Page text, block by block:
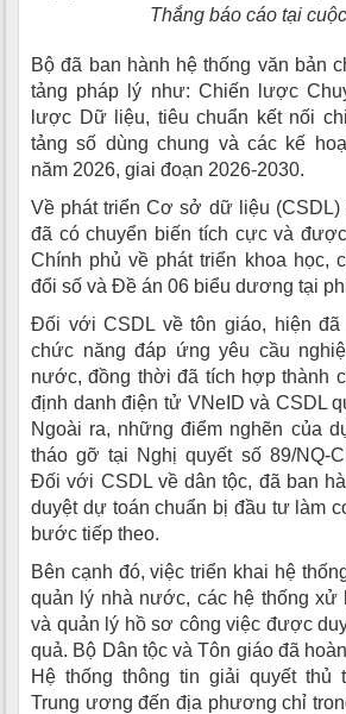
Thắng báo cáo tại
Bộ đã ban hành hệ thống văn bản
tảng pháp lý như: Chiến lược
lược Dữ liệu, tiêu chuẩn kết nối
tảng số dùng chung và các kế
năm 2026, giai đoạn 2026-2030.
Về phát triển Cơ sở dữ liệu (CSDL)
đã có chuyển biến tích cực và
Chính phủ về phát triển khoa học,
đổi số và Đề án 06 biểu dương tại
Đối với CSDL về tôn giáo, hiện đã
chức năng đáp ứng yêu cầu
nước, đồng thời đã tích hợp thành
định danh điện tử VNeID và CSDL
Ngoài ra, những điểm nghẽn của
tháo gỡ tại Nghị quyết số 89/NQ-
Đối với CSDL về dân tộc, đã ban
duyệt dự toán chuẩn bị đầu tư làm
bước tiếp theo.
Bên cạnh đó, việc triển khai hệ
quản lý nhà nước, các hệ thống xử
và quản lý hồ sơ công việc được
quả. Bộ Dân tộc và Tôn giáo đã
Hệ thống thông tin giải quyết thủ
Trung ương đến địa phương chỉ